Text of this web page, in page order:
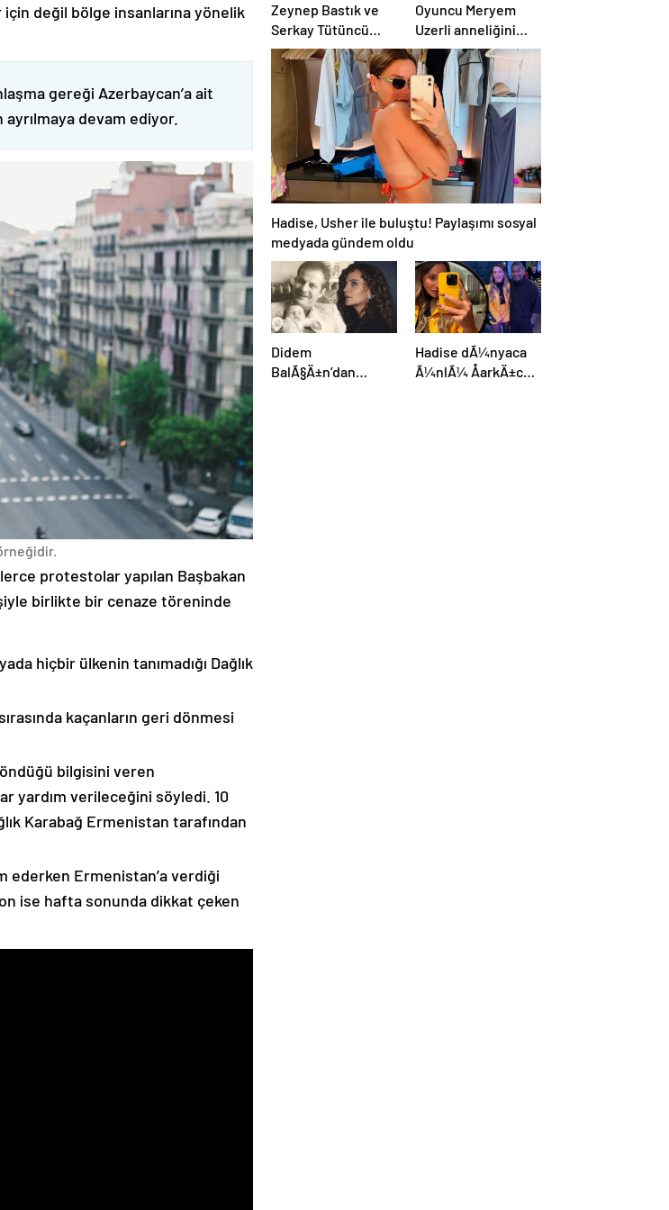
için değil bölge insanlarına yönelik
gereği Azerbaycan’a ait
devam ediyor.
protestolar yapılan Başbakan
birlikte bir cenaze töreninde
hiçbir ülkenin tanımadığı Dağlık
kaçanların geri dönmesi
bilgisini veren
yardım verileceğini söyledi. 10
Karabağ Ermenistan tarafından
ederken Ermenistan’a verdiği
ise hafta sonunda dikkat çeken
Zeynep Bastık ve
Serkay Tütüncü
ilişkilerinin 1. yılını
kutladı
Oyuncu Meryem
Uzerli anneliğini
anlattı: “Hem
disiplinli hem
rahatım”
Hadise, Usher ile buluştu! Paylaşımı sosyal
medyada gündem oldu
Didem
BalÃ§Ä±n’dan
Hadise dÃ¼nyaca
Ã¼nlÃ¼ ÅarkÄ±cÄ±